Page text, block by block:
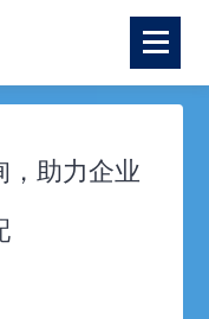
，助力企业